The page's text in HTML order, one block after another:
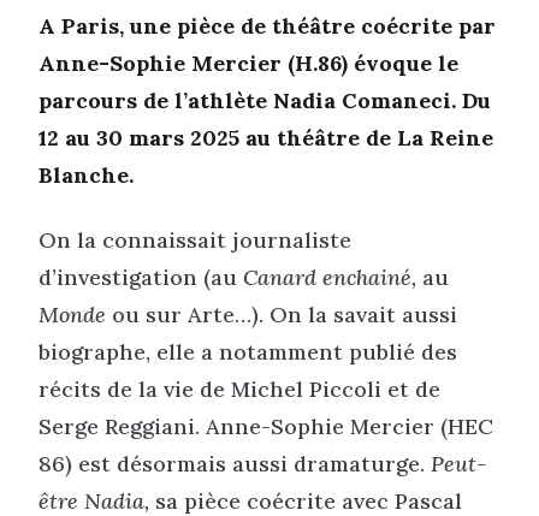
A Paris, une pièce de théâtre coécrite par
Anne-Sophie Mercier (H.86) évoque le
parcours de l’athlète Nadia Comaneci. Du
12 au 30 mars 2025 au théâtre de La Reine
Blanche.
On la connaissait journaliste
d’investigation (au Canard enchainé, au
Monde ou sur Arte…). On la savait aussi
biographe, elle a notamment publié des
récits de la vie de Michel Piccoli et de
Serge Reggiani. Anne-Sophie Mercier (HEC
86) est désormais aussi dramaturge. Peut-
être Nadia, sa pièce coécrite avec Pascal